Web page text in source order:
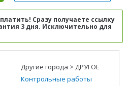
Сразу получаете ссылку
3 дня. Исключительно для
Другие города > ДРУГОЕ
Контрольные работы